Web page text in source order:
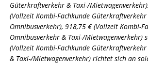
Güterkraftverkehr & Taxi-/
(Vollzeit Kombi-Fachkunde Güterkraftverkehr
Omnibusverkehr), 918,75 € (Vollzeit Kombi-
Omnibusverkehr & Taxi-/Mietwagenverkehr)
(Vollzeit Kombi-Fachkunde
& Taxi-/Mietwagenverkehr) richtet sich an